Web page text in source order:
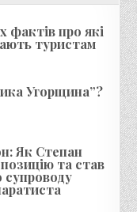
фактів про які
туристам
Угорщина”?
Як Степан
та став
супроводу